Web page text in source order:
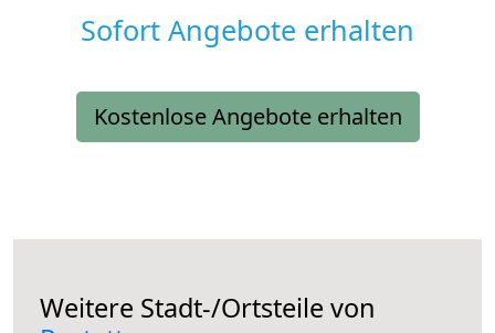
Sofort Angebote erhalten
Kostenlose Angebote erhalten
Weitere Stadt-/Ortsteile von